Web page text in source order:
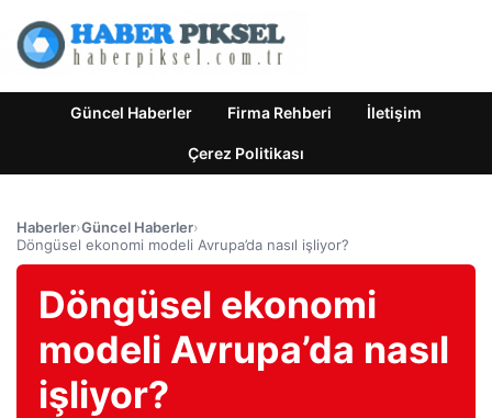
Güncel Haberler Firma Rehberi İletişim
Çerez Politikası
Haberler›Güncel Haberler›
Döngüsel ekonomi modeli Avrupa’da nasıl işliyor?
Döngüsel ekonomi
modeli Avrupa’da nasıl
işliyor?